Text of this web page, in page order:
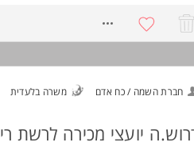
דרישות:
נסיון במכירות - חובה, עדיפות לפרונטליות
וחצי ימי עבודה בשבוע - 9 שעות עבודה ביום
משמרת שישי/מוצש - חובה אחת מהן בשבוע
חברת השמה / כח אדם משרה בלעדית
יועצי מכירה לרשת